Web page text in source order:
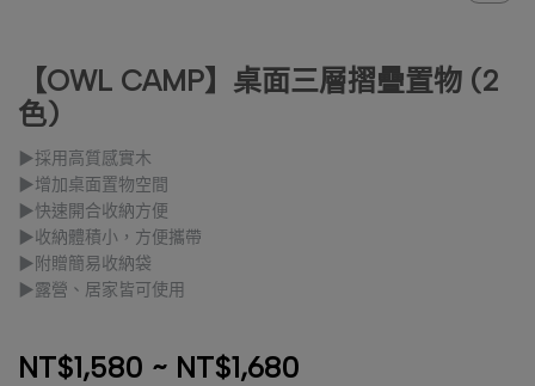
【OWL CAMP】桌面三層摺疊置物 (2
色)
▶採用高質感實木
▶增加桌面置物空間
▶快速開合收納方便
▶收納體積小，方便攜帶
▶附贈簡易收納袋
▶露營、居家皆可使用
NT$1,580 ~ NT$1,680